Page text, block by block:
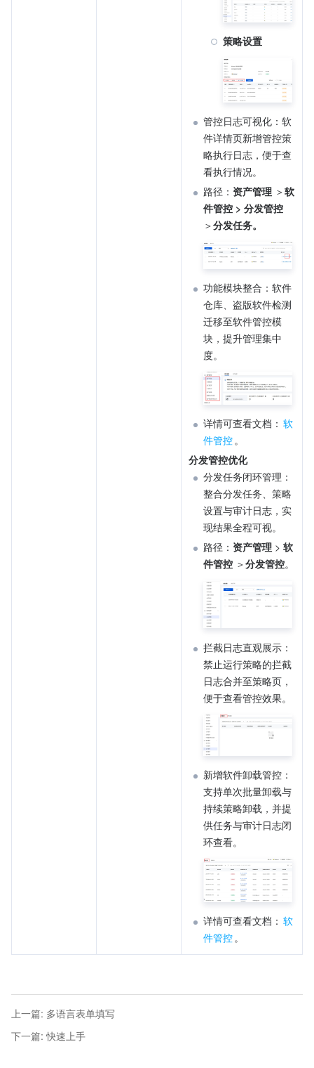
策略设置
管控日志可视化：软
件详情页新增管控策
略执行日志，便于查
看执行情况。
路径： 资产管理 ＞软
件管控 > 分发管控
＞分发任务。
功能模块整合：软件
仓库、盗版软件检测
迁移至软件管控模
块，提升管理集中
度。
详情可查看文档： 软
件管控。
分发管控优化
分发任务闭环管理：
整合分发任务、策略
设置与审计日志，实
现结果全程可视。
路径： 资产管理 > 软
件管控 ＞分发管控。
拦截日志直观展示：
禁止运行策略的拦截
日志合并至策略页，
便于查看管控效果。
新增软件卸载管控：
支持单次批量卸载与
持续策略卸载，并提
供任务与审计日志闭
环查看。
详情可查看文档： 软
件管控。
上一篇: 多语言表单填写
下一篇:快速上手